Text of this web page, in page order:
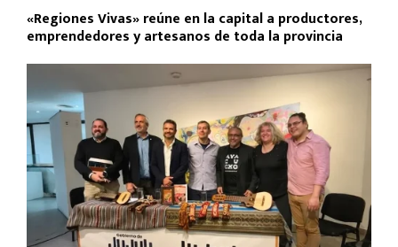
«Regiones Vivas» reúne en la capital a productores,
emprendedores y artesanos de toda la provincia